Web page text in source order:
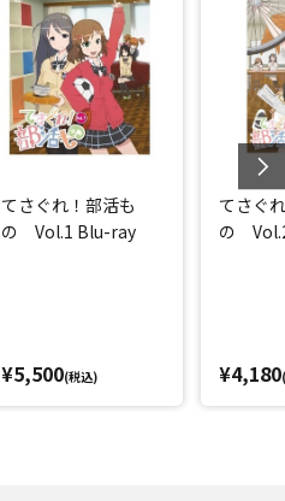
てさぐれ！部活も
の Vol.1 Blu-ray
¥5,500(税込)
てさぐ
の
¥4,180